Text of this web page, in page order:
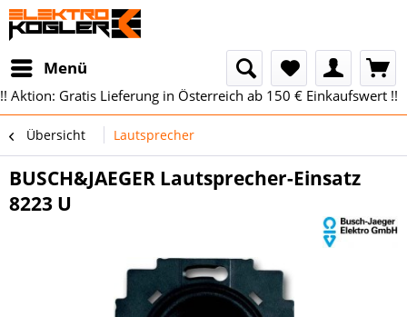
Menü
!! Aktion: Gratis Lieferung in Österreich ab 150 € Einkaufswert !!
Übersicht Lautsprecher
BUSCH&JAEGER Lautsprecher-Einsatz
8223 U